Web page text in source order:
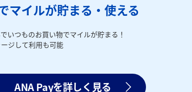
マイルが貯まる・使える
いつものお買い物でマイルが貯まる！
ジして利用も可能
ANA Payを詳しく見る